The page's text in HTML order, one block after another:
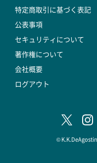
特定商取引に基づく表記
公表事項
セキュリティについて
著作権について
会社概要
ログアウト
©